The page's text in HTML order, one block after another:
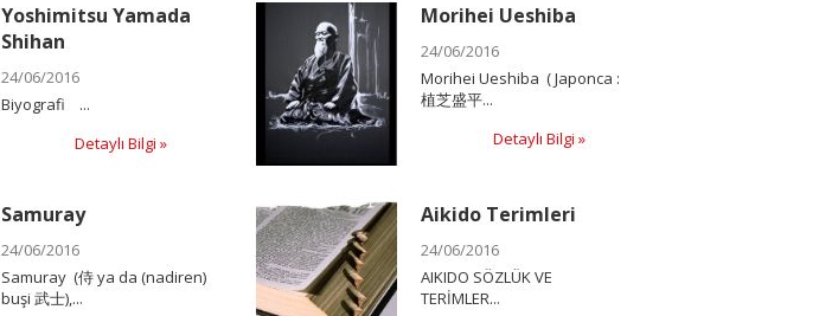
Yoshimitsu Yamada
Shihan
24/06/2016
Biyografi ...
Detaylı Bilgi »
Morihei Ueshiba
24/06/2016
Morihei Ueshiba ( Japonca :
植芝盛平...
Detaylı Bilgi »
Samuray
24/06/2016
Samuray (侍 ya da (nadiren)
buşi 武士),...
Aikido Terimleri
24/06/2016
AIKIDO SÖZLÜK VE
TERİMLER...